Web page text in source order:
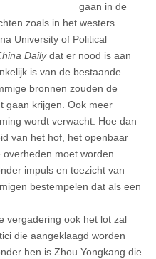
gaan in de
zoals in het westers
University of Political
Dailydat er nood is aan
is van de bestaande
bronnen zouden de
gaan krijgen. Ook meer
wordt verwacht. Hoe dan
van het hof, het openbaar
moet worden
impuls en toezicht van
bestempelen dat als een
vergadering ook het lot zal
die aangeklaagd worden
hen is Zhou Yongkang die